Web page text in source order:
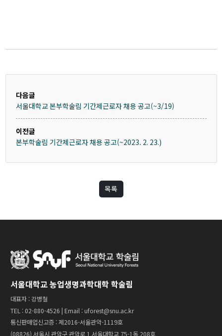
다음글
서울대학교 본부학술림 기간제근로자 채용 공고(~3/19)
이전글
본부학술림 기간제근로자 채용 공고(~2023. 2. 23.)
목록
서울대학교 농업생명과학대학 학술림
대표자 : 강병철
TEL : 02-880-4526 | Email : uforest@snu.ac.kr
통신판매업신고증 : 제2016-서울관악-1119호
(08826) 서울시 관악구 관악로 1 서울대학교 75-1동 208호
뉴스레터
회원센터
회원가입
로그인
아이디 찾기